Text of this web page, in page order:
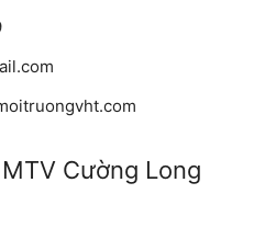
Cường Long